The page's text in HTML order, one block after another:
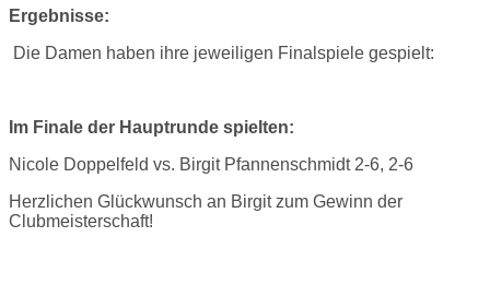
Ergebnisse:
Die Damen haben ihre jeweiligen Finalspiele gespielt:
Im Finale der Hauptrunde spielten:
Nicole Doppelfeld vs. Birgit Pfannenschmidt 2-6, 2-6
Herzlichen Glückwunsch an Birgit zum Gewinn der
Clubmeisterschaft!